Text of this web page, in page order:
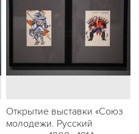
Открытие выставки «Союз
молодежи. Русский